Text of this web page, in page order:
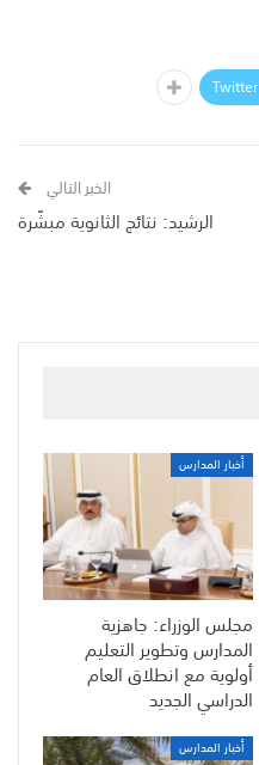
Twitter
الخبر التالي
الرشيد: نتائج الثانوية مبشّرة
أخبار المدارس
مجلس الوزراء: جاهزية
المدارس وتطوير التعليم
أولوية مع انطلاق العام
الدراسي الجديد
أخبار المدارس